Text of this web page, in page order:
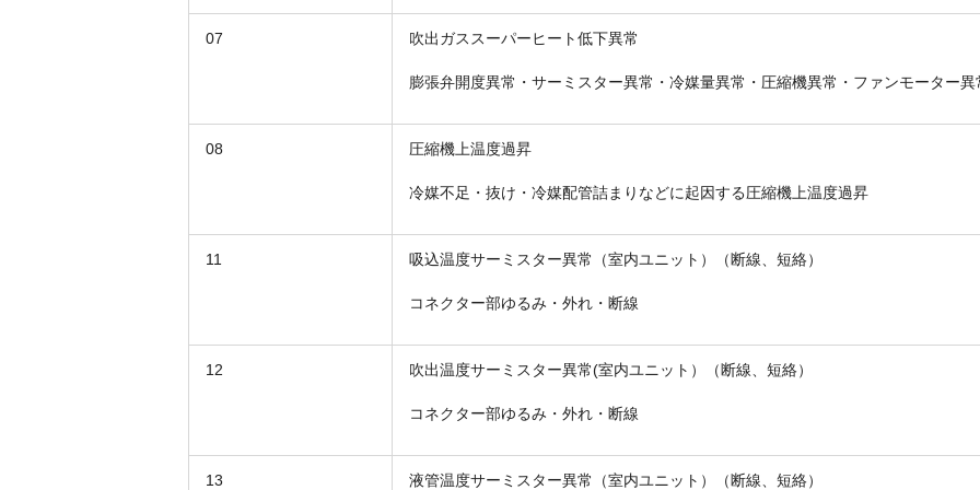
07 吹出ガススーパーヒート低下異常
膨張弁開度異常・サーミスター異常・冷媒量異常・圧縮機異常・ファンモーター異
08 圧縮機上温度過昇
冷媒不足・抜け・冷媒配管詰まりなどに起因する圧縮機上温度過昇
11 吸込温度サーミスター異常（室内ユニット）（断線、短絡）
コネクター部ゆるみ・外れ・断線
12 吹出温度サーミスター異常(室内ユニット）（断線、短絡）
コネクター部ゆるみ・外れ・断線
13 液管温度サーミスター異常（室内ユニット）（断線、短絡）